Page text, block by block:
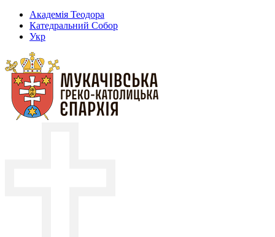
Академія Теодора
Катедральний Собор
Укр